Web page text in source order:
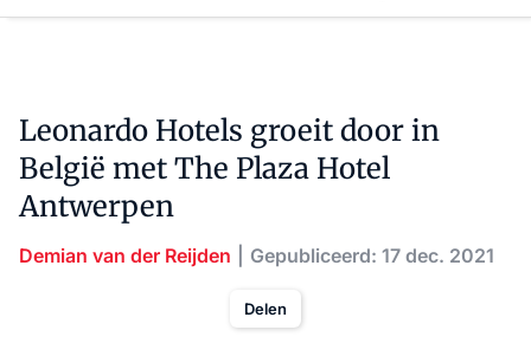
Leonardo Hotels groeit door in
België met The Plaza Hotel
Antwerpen
Demian van der Reijden Gepubliceerd: 17 dec. 2021
Delen